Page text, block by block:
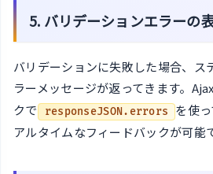
5. バリデーションエラーの
バリデーションに失敗した場合、ス
ラーメッセージが返ってきます。
クで
responseJSON.errors
を使
アルタイムなフィードバックが可能